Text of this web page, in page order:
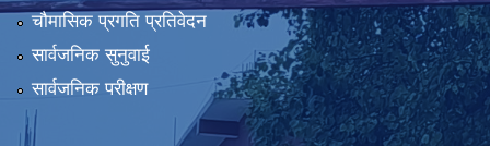
चौमासिक प्रगति प्रतिवेदन
सार्वजनिक सुनुवाई
सार्वजनिक परीक्षण